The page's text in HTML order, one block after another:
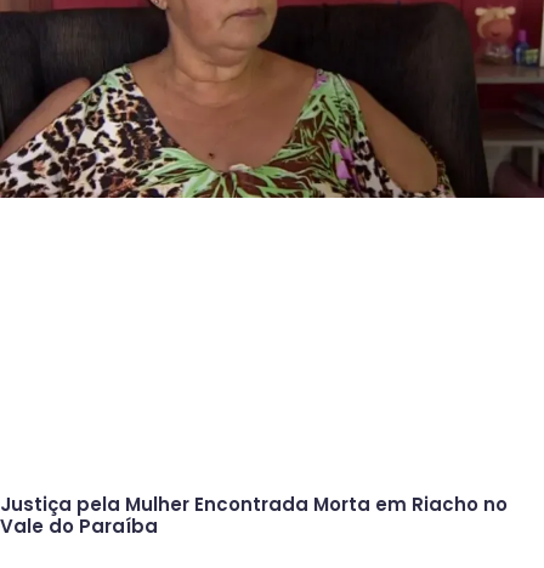
Justiça pela Mulher Encontrada Morta em Riacho no
Vale do Paraíba